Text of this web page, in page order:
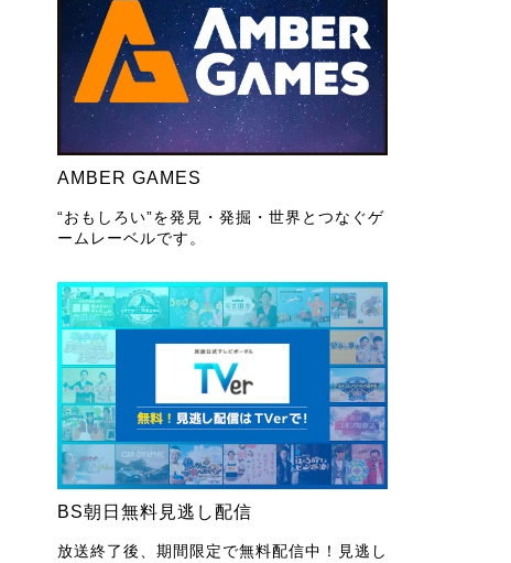
AMBER GAMES
“おもしろい”を発見・発掘・世界とつなぐゲ
ームレーベルです。
BS朝日無料見逃し配信
放送終了後、期間限定で無料配信中！見逃し